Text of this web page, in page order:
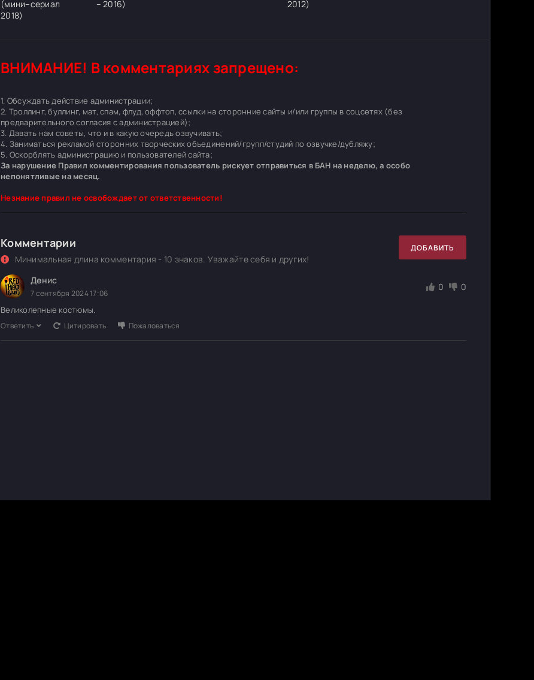
(мини–сериал
2018)
– 2016)
2012)
ВНИМАНИЕ! В комментариях запрещено:
1. Обсуждать действие администрации;
2. Троллинг, буллинг, мат, спам, флуд, оффтоп, ссылки на сторонние сайты и/или группы в соцсетях (без
предварительного согласия с администрацией);
3. Давать нам советы, что и в какую очередь озвучивать;
4. Заниматься рекламой сторонних творческих объединений/групп/студий по озвучке/дубляжу;
5. Оскорблять администрацию и пользователей сайта;
За нарушение Правил комментирования пользователь рискует отправиться в БАН на неделю, а особо
непонятливые на месяц.
Незнание правил не освобождает от ответственности!
Комментарии
Минимальная длина комментария - 10 знаков. Уважайте себя и других!
ДОБАВИТЬ
Денис
7 сентября 2024 17:06
0 0
Великолепные костюмы.
Ответить Цитировать Пожаловаться